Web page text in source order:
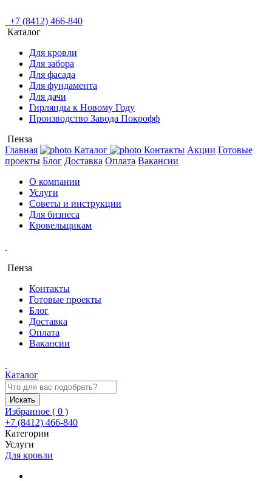
+7 (8412) 466-840
Каталог
Для кровли
Для забора
Для фасада
Для фундамента
Для дачи
Гирлянды к Новому Году
Производство Завода Покрофф
Пенза
Главная
Каталог Контакты Акции Готовые
проекты Блог Доставка Оплата Вакансии
О компании
Услуги
Советы и инструкции
Для бизнеса
Кровельщикам
Пенза
Контакты
Готовые проекты
Блог
Доставка
Оплата
Вакансии
Каталог
Искать
Избранное ( 0 )
+7 (8412) 466-840
Категории
Услуги
Для кровли